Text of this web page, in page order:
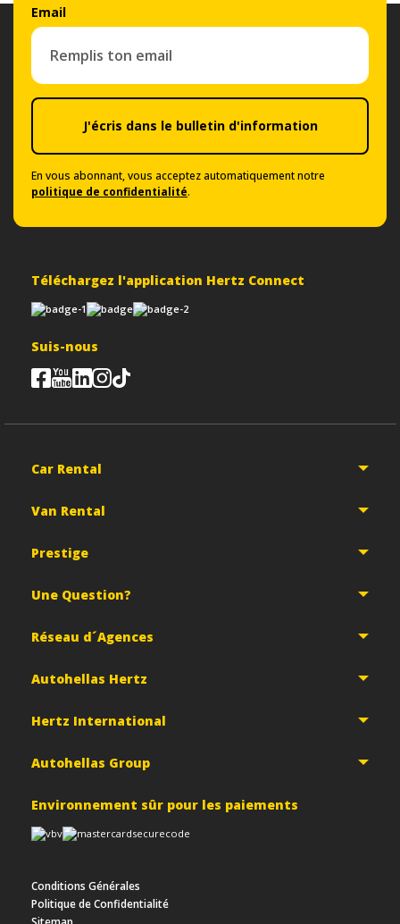
Email
J'écris dans le bulletin d'information
En vous abonnant, vous acceptez automatiquement notre
politique de confidentialité.
Téléchargez l'application Hertz Connect
Suis-nous
Car Rental
Van Rental
Prestige
Une Question?
Réseau d´Agences
Autohellas Hertz
Hertz International
Autohellas Group
Environnement sûr pour les paiements
Conditions Générales
Politique de Confidentialité